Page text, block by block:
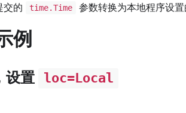
交的
time.Time 参数转换为本地程序设
例
设置 loc=Local